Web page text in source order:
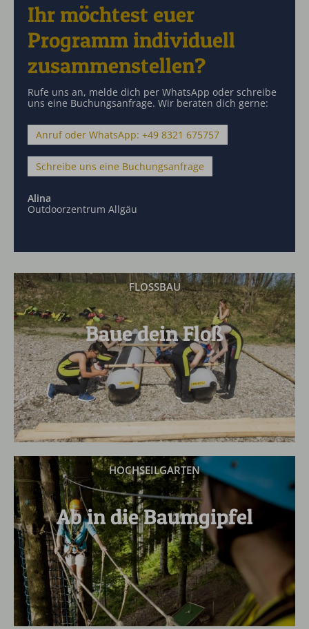
Ihr möchtest euer
Programm individuell
zusammenstellen?
Rufe uns an, melde dich per WhatsApp oder schreibe
uns eine Buchungsanfrage. Wir beraten dich gerne:
Anruf oder WhatsApp: +49 8321 675757
Schreibe uns eine Buchungsanfrage
Alina
Outdoorzentrum Allgäu
HOCHSEILGARTEN
Ab in die Baumgipfel
FLOSSBAU
Baue dein Floß